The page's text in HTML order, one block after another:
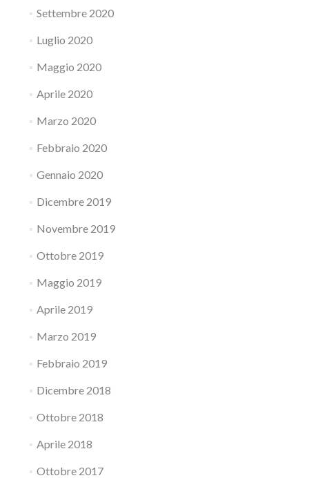
Settembre 2020
Luglio 2020
Maggio 2020
Aprile 2020
Marzo 2020
Febbraio 2020
Gennaio 2020
Dicembre 2019
Novembre 2019
Ottobre 2019
Maggio 2019
Aprile 2019
Marzo 2019
Febbraio 2019
Dicembre 2018
Ottobre 2018
Aprile 2018
Ottobre 2017